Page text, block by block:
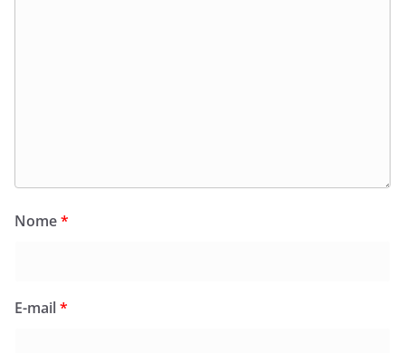
Nome*
E-mail*